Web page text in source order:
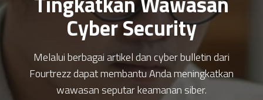
Cyber Security
Melalui berbagai artikel dan cyber bulletin dari
Fourtrezz dapat membantu Anda meningkatkan
wawasan seputar keamanan siber.